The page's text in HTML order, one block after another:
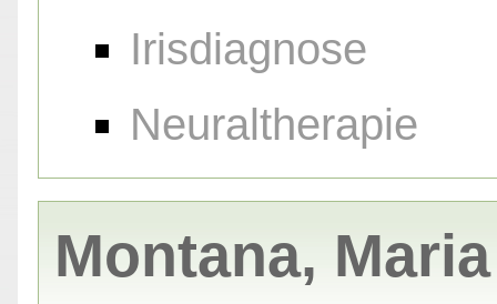
Irisdiagnose
Neuraltherapie
Montana, Maria